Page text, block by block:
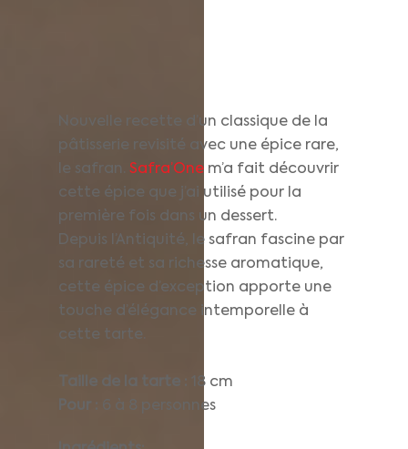
Nouvelle recette d’un classique de la
pâtisserie revisité avec une épice rare,
le safran. Safra’One m’a fait découvrir
cette épice que j’ai utilisé pour la
première fois dans un dessert.
Depuis l’Antiquité, le safran fascine par
sa rareté et sa richesse aromatique,
cette épice d’exception apporte une
touche d’élégance intemporelle à
cette tarte.
Taille de la tarte : 18 cm
Pour : 6 à 8 personnes